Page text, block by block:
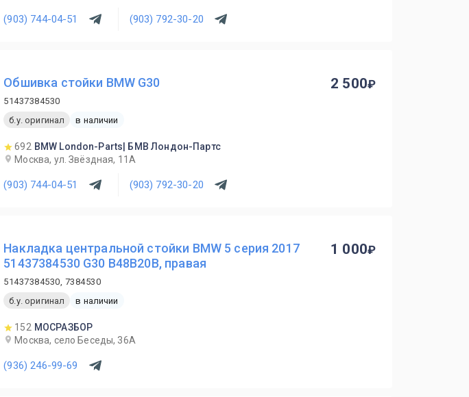
(903) 744-04-51 (903) 792-30-20
Обшивка стойки BMW G30
51437384530
б.у. оригинал
в наличии
692 BMW London-Parts| БМВ Лондон-Партс
Москва, ул. Звёздная, 11А
(903) 744-04-51 (903) 792-30-20
2 500
Накладка центральной стойки BMW 5 серия 2017
51437384530 G30 B48B20B, правая
51437384530, 7384530
б.у. оригинал
в наличии
152 МОСРАЗБОР
Москва, село Беседы, 36А
(936) 246-99-69
1 000